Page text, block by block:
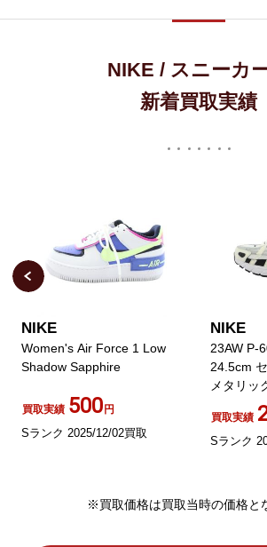
NIKE / スニーカ
新着買取実績
NIKE
Women's Air Force 1 Low
Shadow Sapphire
買取実績 500円
Sランク 2025/12/02買取
NIKE
23AW P-
24.5cm
メタリッ
買取実績
Sランク
※買取価格は買取当時の価格と